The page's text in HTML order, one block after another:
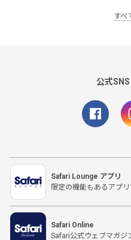
すべ
公式
Safari Lounge アプリ
限定の機能もあるアプ
Safari Online
Safari公式ウェブマガジ